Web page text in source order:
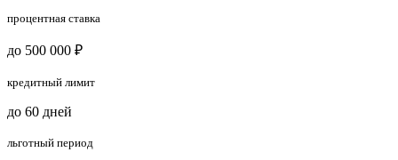
процентная ставка
до 500 000 ₽
кредитный лимит
до 60 дней
льготный период